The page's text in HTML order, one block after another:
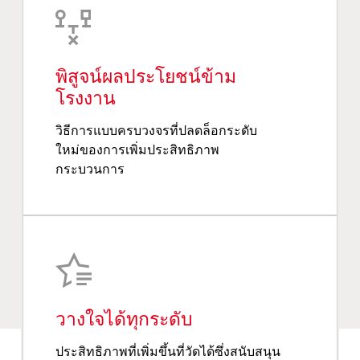
พิสูจน์ผลประโยชน์ข้าม
โรงงาน
วิธีการแบบครบวงจรที่ปลดล็อกระดับ
ใหม่ของการเพิ่มประสิทธิภาพ
กระบวนการ
วางใจได้ทุกระดับ
ประสิทธิภาพที่เพิ่มขึ้นที่วัดได้ซึ่งสนับสนุน